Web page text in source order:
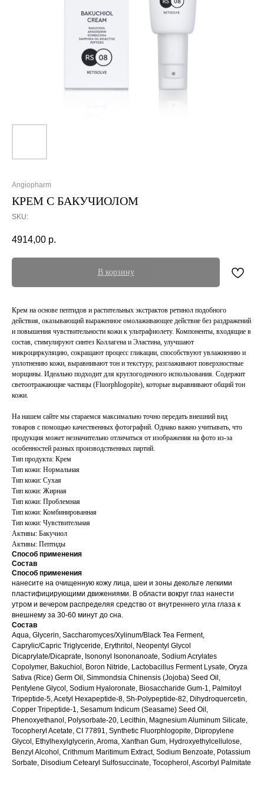
КРЕМ С БАКУЧИОЛОМ
Angiopharm
SKU:
4914,00 р.
В корзину
Крем на основе пептидов и растительных экстрактов ретинол подобного
действия, оказывающий выраженное омолаживающее действие без раздражений
и повышения чувствительности кожи к ультрафиолету. Компоненты, входящие в
состав, стимулируют синтез Коллагена и Эластина, улучшают
микроциркуляцию, сокращают процесс гликации, способствуют увлажнению и
уплотнению кожи, выравнивают тон и текстуру, разглаживают поверхностные
морщины. Идеально подходит для круглогодичного использования. Содержит
светоотражающие частицы (Fluorphlogopite), которые выравнивают общий тон
кожи.
На нашем сайте мы стараемся максимально точно передать внешний вид
товаров с помощью качественных фотографий. Однако важно учитывать, что
продукция может незначительно отличаться от изображения на фото из-за
особенностей разных производственных партий.
Тип продукта: Крем
Тип кожи: Нормальная
Тип кожи: Сухая
Тип кожи: Жирная
Тип кожи: Проблемная
Тип кожи: Комбинированная
Тип кожи: Чувствительная
Активы: Бакучиол
Активы: Пептиды
Способ применения
Состав
Способ применения
нанесите на очищенную кожу лица, шеи и зоны декольте легкими
пластифицирующими движениями. В области вокруг глаз нанести
утром и вечером распределяя средство от внутреннего угла глаза к
внешнему за 30-60 минут до сна.
Состав
Aqua, Glycerin, Saccharomyces/Xylinum/Black Tea Ferment,
Caprylic/Capric Triglyceride, Erythritol, Neopentyl Glycol
Dicaprylate/Dicaprate, Isononyl Isononanoate, Sodium Acrylates
Copolymer, Bakuchiol, Boron Nitride, Lactobacillus Ferment Lysate, Oryza
Sativa (Rice) Germ Oil, Simmondsia Chinensis (Jojoba) Seed Oil,
Pentylene Glycol, Sodium Hyaloronate, Biosaccharide Gum-1, Palmitoyl
Tripeptide-5, Acetyl Hexapeptide-8, Sh-Рolypeptide-82, Dihydroquercetin,
Copper Tripeptide-1, Sesamum Indicum (Seasame) Seed Oil,
Рhenoxyethanol, Polysorbatе-20, Lecithin, Magnesium Aluminum Silicate,
Tocopheryl Acetate, CI 77891, Synthetic Fluorphlogopite, Dipropylene
Glycol, Ethylhexylglycerin, Aroma, Xanthan Gum, Hydroxyethylcellulose,
Benzyl Alcohol, Crithmum Maritimum Extract, Sodium Benzoate, Potassium
Sorbate, Disodium Cetearyl Sulfosuccinate, Tocopherol, Ascorbyl Palmitate